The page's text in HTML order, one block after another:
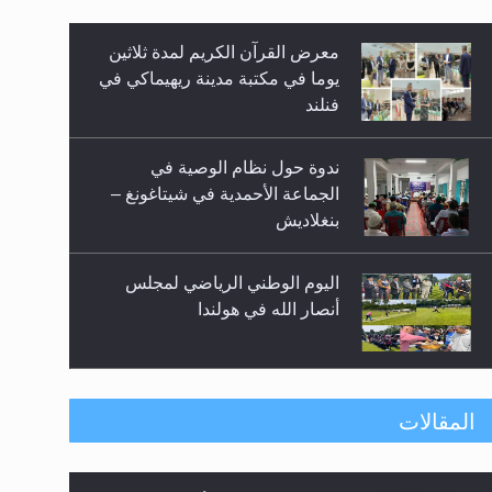
معرض القرآن الكريم لمدة ثلاثين
يوما في مكتبة مدينة ريهيماكي في
فنلند
ندوة حول نظام الوصية في
الجماعة الأحمدية في شيتاغونغ –
بنغلاديش
اليوم الوطني الرياضي لمجلس
أنصار الله في هولندا
إتمام حفظ القرآن الكريم لثلاثة
المقالات